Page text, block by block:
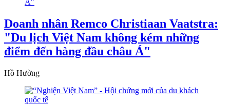
Doanh nhân Remco Christiaan Vaatstra:
"Du lịch Việt Nam không kém những
điểm đến hàng đầu châu Á"
Hồ Hường